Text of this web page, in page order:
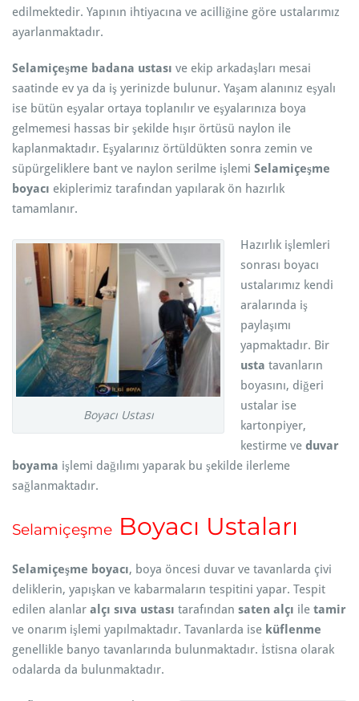
edilmektedir. Yapının ihtiyacına ve acilliğine göre ustalarımız
ayarlanmaktadır.
Selamiçeşme badana ustası ve ekip arkadaşları mesai
saatinde ev ya da iş yerinizde bulunur. Yaşam alanınız eşyalı
ise bütün eşyalar ortaya toplanılır ve eşyalarınıza boya
gelmemesi hassas bir şekilde hışır örtüsü naylon ile
kaplanmaktadır. Eşyalarınız örtüldükten sonra zemin ve
süpürgeliklere bant ve naylon serilme işlemi Selamiçeşme
boyacı ekiplerimiz tarafından yapılarak ön hazırlık
tamamlanır.
Boyacı Ustası
Hazırlık işlemleri
sonrası boyacı
ustalarımız kendi
aralarında iş
paylaşımı
yapmaktadır. Bir
usta tavanların
boyasını, diğeri
ustalar ise
kartonpiyer,
kestirme ve duvar
boyama işlemi dağılımı yaparak bu şekilde ilerleme
sağlanmaktadır.
Selamiçeşme Boyacı Ustaları
Selamiçeşme boyacı, boya öncesi duvar ve tavanlarda çivi
deliklerin, yapışkan ve kabarmaların tespitini yapar. Tespit
edilen alanlar alçı sıva ustası tarafından saten alçı ile tamir
ve onarım işlemi yapılmaktadır. Tavanlarda ise küflenme
genellikle banyo tavanlarında bulunmaktadır. İstisna olarak
odalarda da bulunmaktadır.